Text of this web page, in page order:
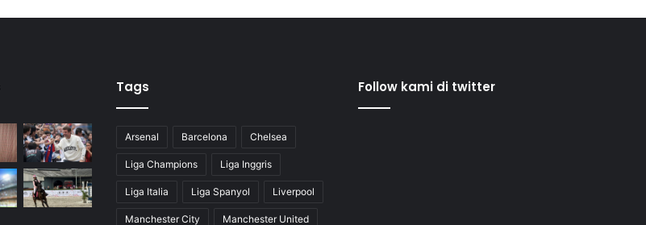
Tags
Arsenal Barcelona Chelsea
Liga Champions Liga Inggris
Liga Italia Liga Spanyol Liverpool
Manchester City Manchester United
Follow kami di twitter